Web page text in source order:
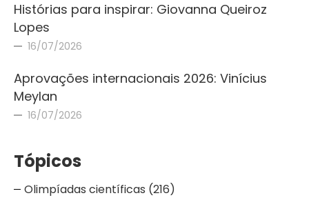
Histórias para inspirar: Giovanna Queiroz
Lopes
16/07/2026
Aprovações internacionais 2026: Vinícius
Meylan
16/07/2026
Tópicos
Olimpíadas científicas (216)